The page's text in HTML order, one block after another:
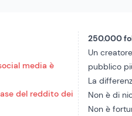
media è
del reddito dei
250.000
Un
pubblico
La
Non è di
Non è